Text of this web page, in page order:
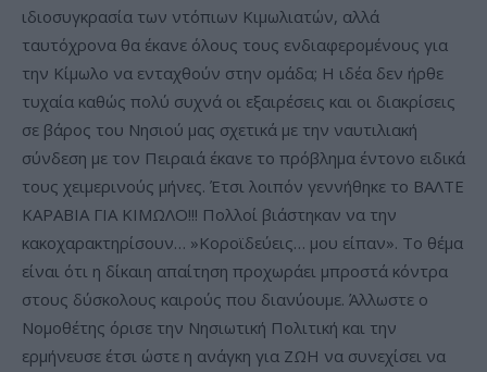
ιδιοσυγκρασία των ντόπιων Κιμωλιατών, αλλά
ταυτόχρονα θα έκανε όλους τους ενδιαφερομένους για
την Κίμωλο να ενταχθούν στην ομάδα; Η ιδέα δεν ήρθε
τυχαία καθώς πολύ συχνά οι εξαιρέσεις και οι διακρίσεις
σε βάρος του Νησιού μας σχετικά με την ναυτιλιακή
σύνδεση με τον Πειραιά έκανε το πρόβλημα έντονο ειδικά
τους χειμερινούς μήνες. Έτσι λοιπόν γεννήθηκε το ΒΑΛΤΕ
ΚΑΡΑΒΙΑ ΓΙΑ ΚΙΜΩΛΟ!!! Πολλοί βιάστηκαν να την
κακοχαρακτηρίσουν… »Κοροϊδεύεις… μου είπαν». Το θέμα
είναι ότι η δίκαιη απαίτηση προχωράει μπροστά κόντρα
στους δύσκολους καιρούς που διανύουμε. Άλλωστε ο
Νομοθέτης όρισε την Νησιωτική Πολιτική και την
ερμήνευσε έτσι ώστε η ανάγκη για ΖΩΗ να συνεχίσει να